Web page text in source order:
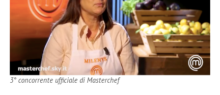
3° concorrente ufficiale di Masterchef